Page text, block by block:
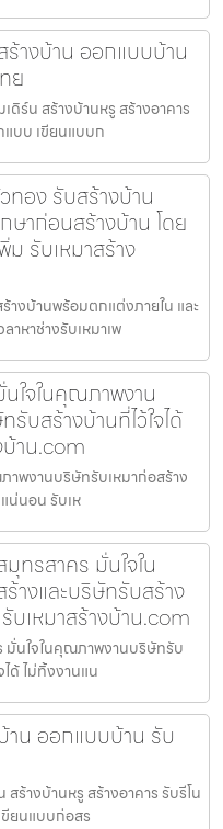
ร้างบ้าน ออกแบบบ้าน
ย
ดิร์น สร้างบ้านหรู สร้างอาคาร
แบบ เขียนแบบก
อง รับสร้างบ้าน
าก่อนสร้างบ้าน โดย
ม รับเหมาสร้าง
งบ้านพร้อมตกแต่งภายใน และ
าหาช่างรับเหมาเพ
ใจในคุณภาพงาน
บสร้างบ้านที่ไว้ใจได้
าน.com
พงานบริษัทรับเหมาก่อสร้าง
น่นอน รับเห
ทรสาคร มั่นใจใน
างและบริษัทรับสร้าง
บเหมาสร้างบ้าน.com
มั่นใจในคุณภาพงานบริษัทรับ
ด้ ไม่ทิ้งงานแน
าน ออกแบบบ้าน รับ
ร้างบ้านหรู สร้างอาคาร รับรีโน
ยนแบบก่อสร